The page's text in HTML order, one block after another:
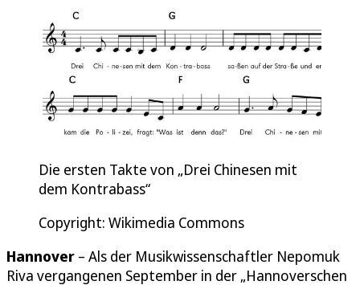
Die ersten Takte von „Drei Chinesen mit
dem Kontrabass“
Copyright: Wikimedia Commons
Hannover – Als der Musikwissenschaftler Nepomuk
Riva vergangenen September in der „Hannoverschen